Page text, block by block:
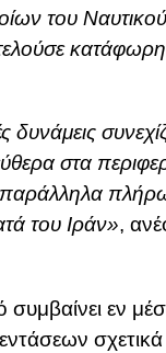
του
δυνάμεις
στα
του Ιράν»,
συμβαίνει εν